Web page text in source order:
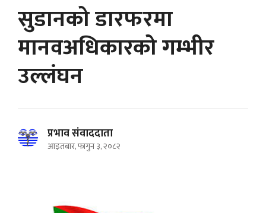
सुडानको डारफरमा
मानवअधिकारको गम्भीर
उल्लंघन
प्रभाव संवाददाता
आइतबार, फागुन ३, २०८२